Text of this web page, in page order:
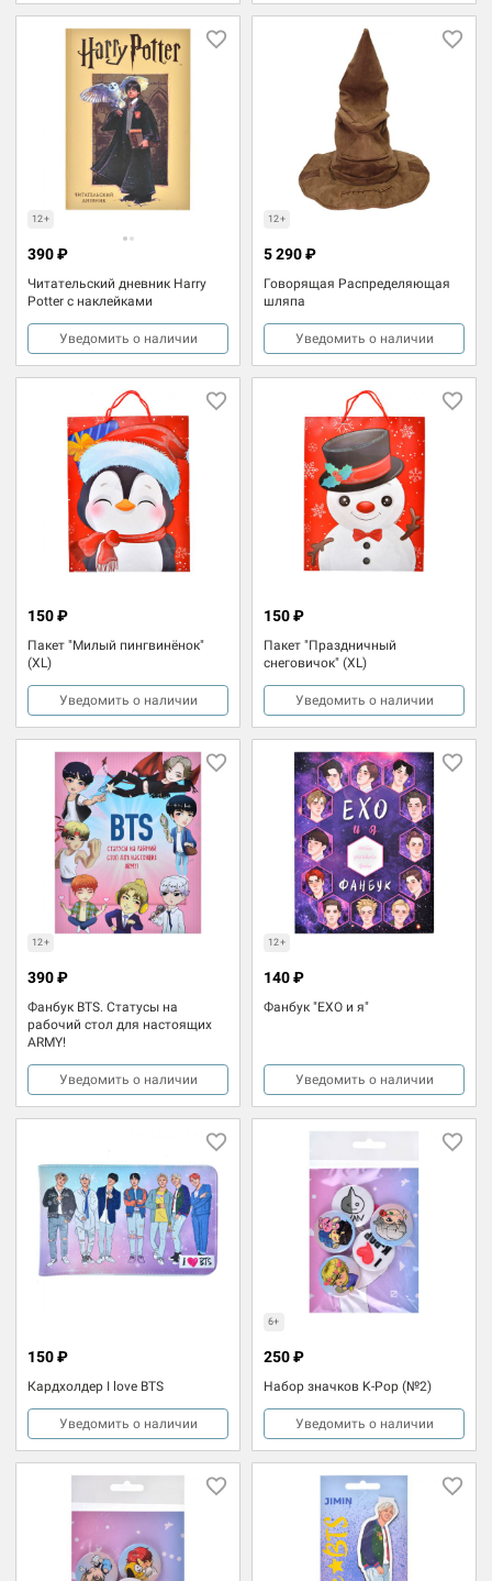
12+
Читательский дневник Harry
Potter c наклейками
390 ₽
Уведомить о наличии
12+
Говорящая Распределяющая
шляпа
5 290 ₽
Уведомить о наличии
Пакет "Милый пингвинёнок"
(XL)
150 ₽
Уведомить о наличии
Пакет "Праздничный
снеговичок" (XL)
150 ₽
Уведомить о наличии
12+
Фанбук BTS. Статусы на
рабочий стол для настоящих
ARMY!
390 ₽
Уведомить о наличии
12+
Фанбук "EXO и я"
140 ₽
Уведомить о наличии
Кардхолдер I love BTS
150 ₽
Уведомить о наличии
6+
Набор значков K-Pop (№2)
250 ₽
Уведомить о наличии